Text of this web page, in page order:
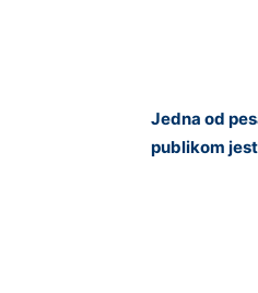
Jedna od
publikom